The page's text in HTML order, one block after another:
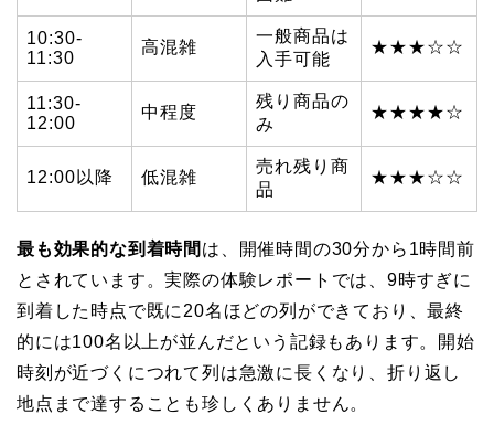
10:30-
11:30
高混雑
一般商品は
入手可能
★★★☆☆
11:30-
12:00
中程度
残り商品の
み
★★★★☆
12:00以降 低混雑
売れ残り商
品
★★★☆☆
最も効果的な到着時間 は、開催時間の30分から1時間前
とされています。実際の体験レポートでは、9時すぎに
到着した時点で既に20名ほどの列ができており、最終
的には100名以上が並んだという記録もあります。開始
時刻が近づくにつれて列は急激に長くなり、折り返し
地点まで達することも珍しくありません。